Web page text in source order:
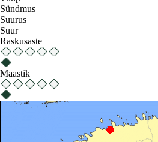
Sündmus
Suurus
Suur
Raskusaste
Maastik